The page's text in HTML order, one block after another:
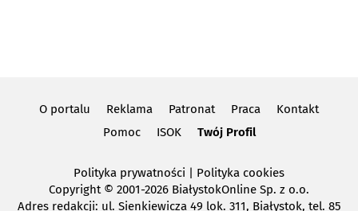
O portalu Reklama Patronat Praca
Kontakt
Pomoc
ISOK Twój Profil
Polityka prywatności | Polityka cookies
Copyright© 2001-2026 BiałystokOnline Sp. z o.o.
Adres redakcji: ul. Sienkiewicza 49 lok. 311, Białystok, tel. 85